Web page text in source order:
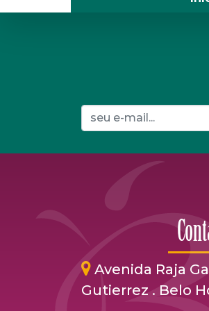
Avenida Raja
Gutierrez . Belo